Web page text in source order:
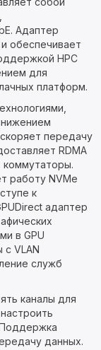
Адаптер
обеспечивает
HPC
для
платформ.
передачу
RDMA
работу NVMe
к
адаптер
в GPU
VLAN
служб
каналы для
данных.